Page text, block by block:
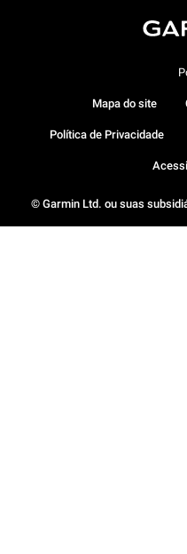
© Garmin Ltd. ou suas
Mapa do site
Política de Privacidade